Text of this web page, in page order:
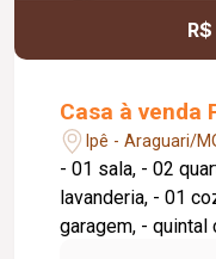
Casa à venda
Ipê - Araguari/
- 01 sala, - 02
lavanderia, - 01
garagem, - quintal